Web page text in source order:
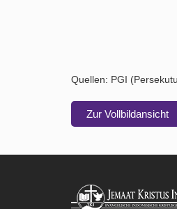
Quellen: PGI
Zur Vollbildansicht